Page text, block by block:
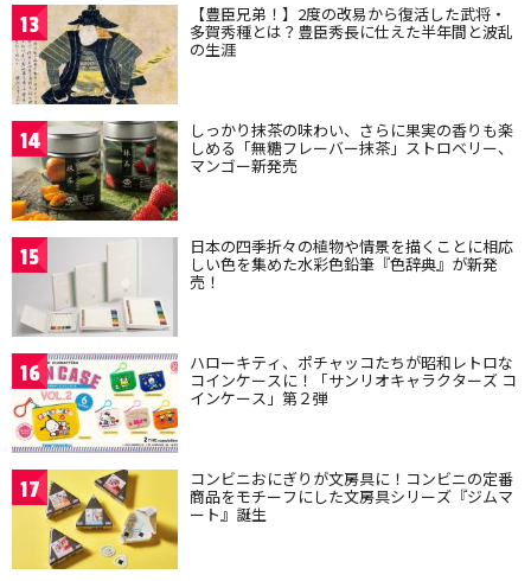
13 【豊臣兄弟！】2度の改易から復活した武将・
多賀秀種とは？豊臣秀長に仕えた半年間と波乱
の生涯
14 しっかり抹茶の味わい、さらに果実の香りも楽
しめる「無糖フレーバー抹茶」ストロベリー、
マンゴー新発売
15 日本の四季折々の植物や情景を描くことに相応
しい色を集めた水彩色鉛筆『色辞典』が新発
売！
16 ハローキティ、ポチャッコたちが昭和レトロな
コインケースに！「サンリオキャラクターズ コ
インケース」第２弾
17 コンビニおにぎりが文房具に！コンビニの定番
商品をモチーフにした文房具シリーズ『ジムマ
ート』誕生